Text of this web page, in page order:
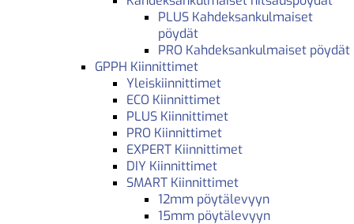
PLUS Kahdeksankulmaiset
pöydät
PRO Kahdeksankulmaiset pöydät
GPPH Kiinnittimet
Yleiskiinnittimet
ECO Kiinnittimet
PLUS Kiinnittimet
PRO Kiinnittimet
EXPERT Kiinnittimet
DIY Kiinnittimet
SMART Kiinnittimet
12mm pöytälevyyn
15mm pöytälevyyn